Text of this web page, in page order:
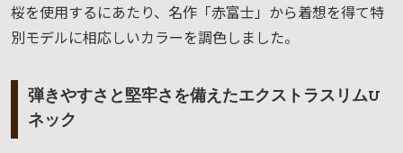
桜を使用するにあたり、名作「赤富士」から着想を得て特
別モデルに相応しいカラーを調色しました。
弾きやすさと堅牢さを備えたエクストラスリムU
ネック